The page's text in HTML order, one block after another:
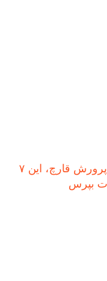
قبل از خرید کمپوست و تجهیزات پرورش قارچ، این ۷
بپرس